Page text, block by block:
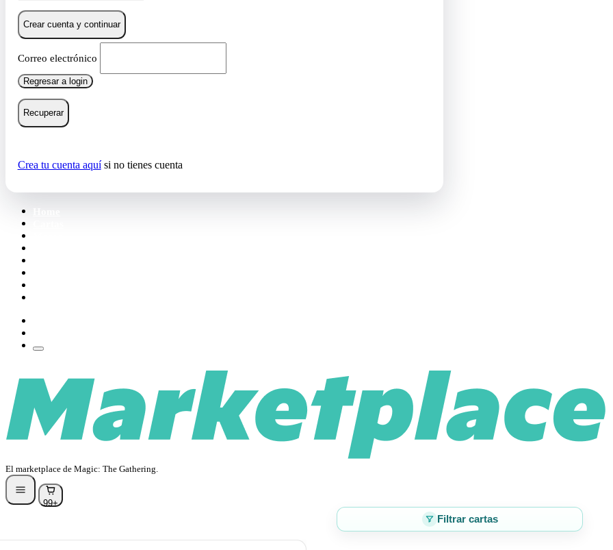
Crear cuenta y continuar
Correo electrónico
Regresar a login
Recuperar
Crea tu cuenta aquísi no tienes cuenta
El marketplace de Magic: The Gathering.
99+
Filtrar cartas